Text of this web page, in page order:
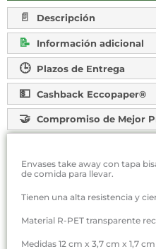
Descripción
Información adicional
Plazos de Entrega
Cashback Eccopaper®
Compromiso de Mejor
Envases take away con tapa
de comida para llevar.
Tienen una alta resistencia y
Material R-PET transparente
Medidas 12 cm x 3,7 cm x 1,7 cm